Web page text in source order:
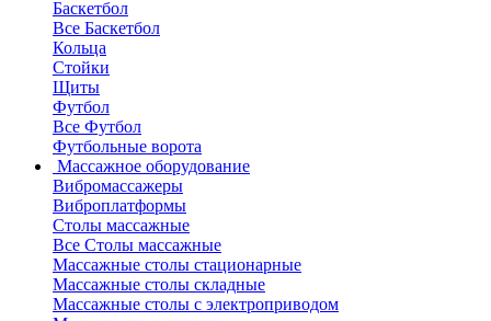
Баскетбол
Все Баскетбол
Кольца
Стойки
Щиты
Футбол
Все Футбол
Футбольные ворота
Массажное оборудование
Вибромассажеры
Виброплатформы
Столы массажные
Все Столы массажные
Массажные столы стационарные
Массажные столы складные
Массажные столы с электроприводом